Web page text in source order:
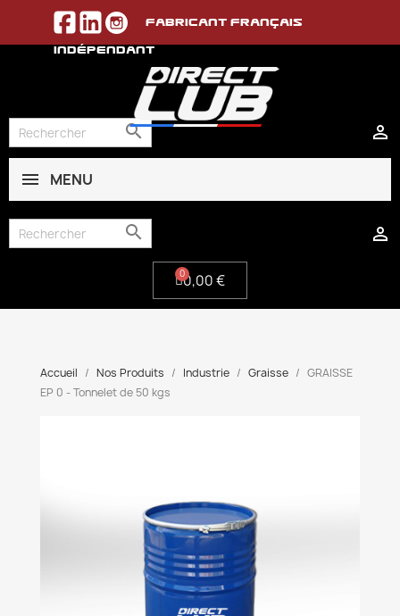
Fabricant français
indépendant


MENU


0,00 €
Accueil Nos Produits Industrie Graisse
GRAISSE
EP 0 - Tonnelet de 50 kgs